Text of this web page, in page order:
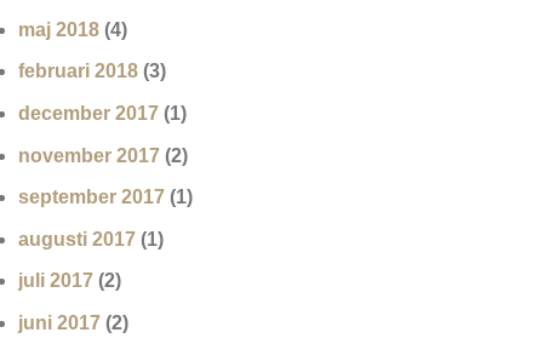
maj 2018 (4)
februari 2018 (3)
december 2017 (1)
november 2017 (2)
september 2017 (1)
augusti 2017 (1)
juli 2017 (2)
juni 2017 (2)